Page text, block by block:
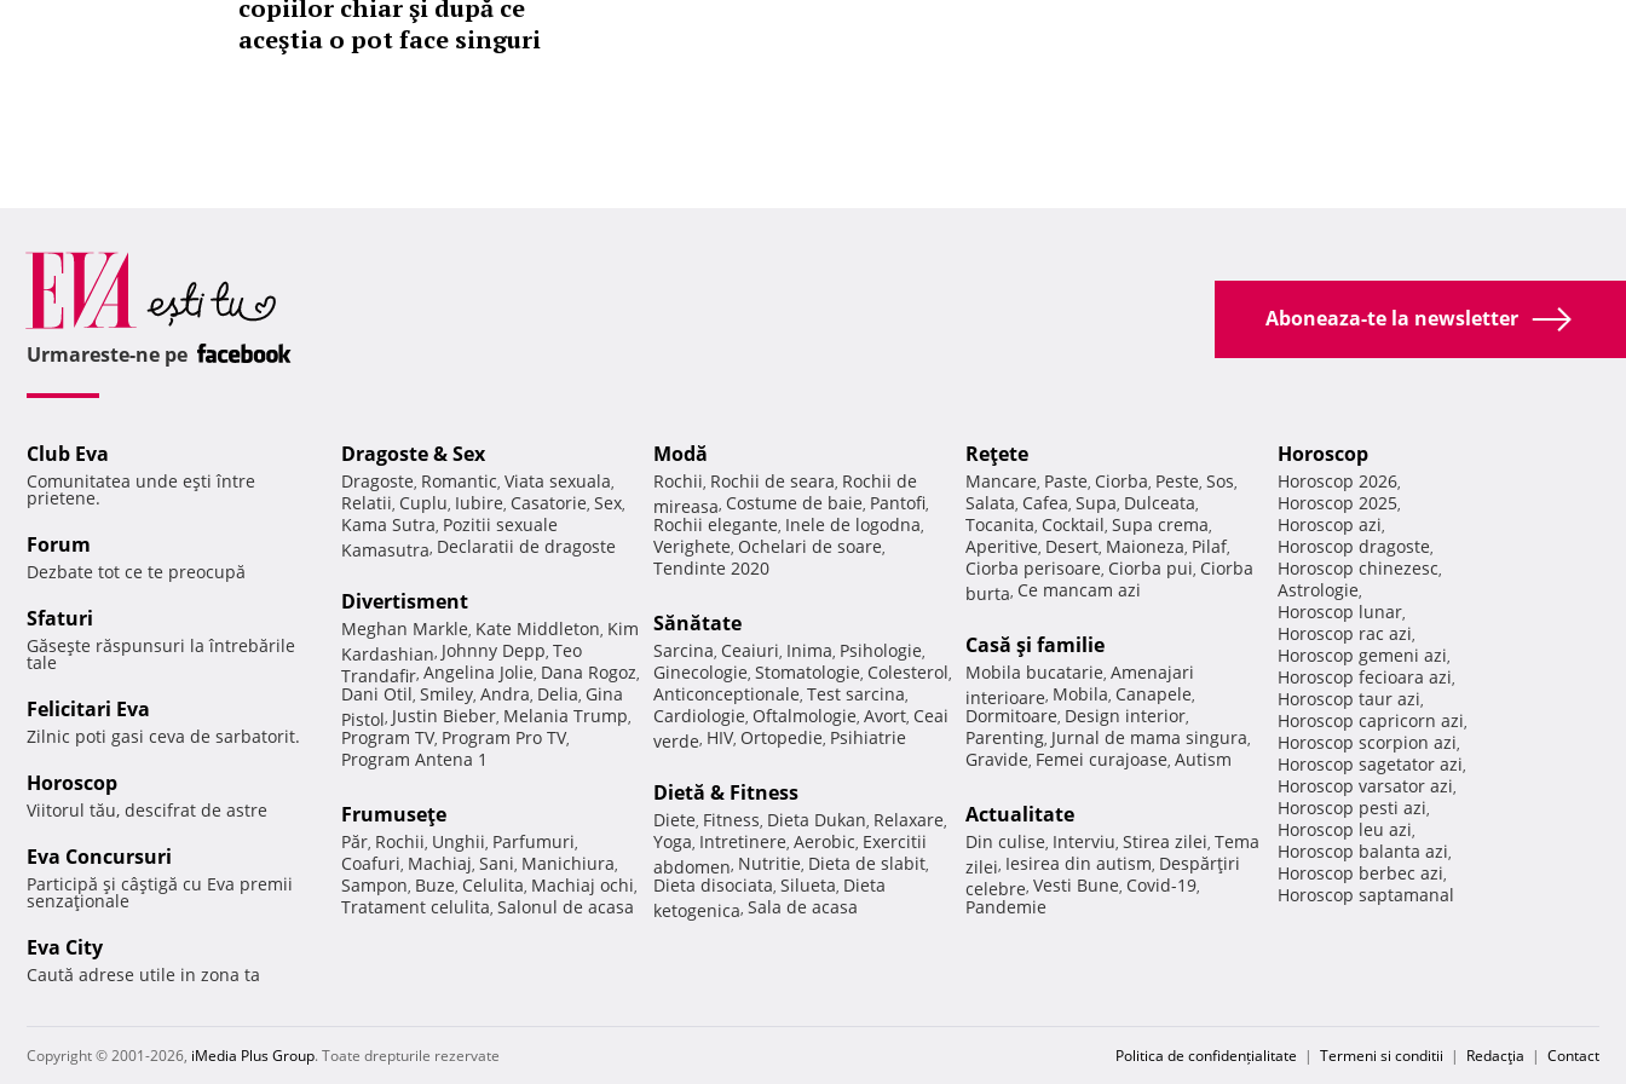
copiilor chiar şi după ce
aceştia o pot face singuri
Aboneaza-te la newsletter
Urmareste-ne pe
Club Eva
Comunitatea unde eşti între
prietene.
Forum
Dezbate tot ce te preocupă
Sfaturi
Găseşte răspunsuri la întrebările
tale
Felicitari Eva
Zilnic poti gasi ceva de sarbatorit.
Horoscop
Viitorul tău, descifrat de astre
Eva Concursuri
Participă şi câştigă cu Eva premii
senzaţionale
Eva City
Caută adrese utile in zona ta
Dragoste & Sex
Dragoste, Romantic, Viata sexuala,
Relatii, Cuplu, Iubire, Casatorie, Sex,
Kama Sutra, Pozitii sexuale
Kamasutra, Declaratii de dragoste
Divertisment
Meghan Markle, Kate Middleton, Kim
Kardashian, Johnny Depp, Teo
Trandafir, Angelina Jolie, Dana Rogoz,
Dani Otil, Smiley, Andra, Delia, Gina
Pistol, Justin Bieber, Melania Trump,
Program TV, Program Pro TV,
Program Antena 1
Frumuseţe
Păr, Rochii, Unghii, Parfumuri,
Coafuri, Machiaj, Sani, Manichiura,
Sampon, Buze, Celulita, Machiaj ochi,
Tratament celulita, Salonul de acasa
Modă
Rochii, Rochii de seara, Rochii de
mireasa, Costume de baie, Pantofi,
Rochii elegante, Inele de logodna,
Verighete, Ochelari de soare,
Tendinte 2020
Sănătate
Sarcina, Ceaiuri, Inima, Psihologie,
Ginecologie, Stomatologie, Colesterol,
Anticonceptionale, Test sarcina,
Cardiologie, Oftalmologie, Avort, Ceai
verde, HIV, Ortopedie, Psihiatrie
Dietă & Fitness
Diete, Fitness, Dieta Dukan, Relaxare,
Yoga, Intretinere, Aerobic, Exercitii
abdomen, Nutritie, Dieta de slabit,
Dieta disociata, Silueta, Dieta
ketogenica, Sala de acasa
Reţete
Mancare, Paste, Ciorba, Peste, Sos,
Salata, Cafea, Supa, Dulceata,
Tocanita, Cocktail, Supa crema,
Aperitive, Desert, Maioneza, Pilaf,
Ciorba perisoare, Ciorba pui, Ciorba
burta, Ce mancam azi
Casă şi familie
Mobila bucatarie, Amenajari
interioare, Mobila, Canapele,
Dormitoare, Design interior,
Parenting, Jurnal de mama singura,
Gravide, Femei curajoase, Autism
Actualitate
Din culise, Interviu, Stirea zilei, Tema
zilei, Iesirea din autism, Despărţiri
celebre, Vesti Bune, Covid-19,
Pandemie
Horoscop
Horoscop 2026,
Horoscop 2025,
Horoscop azi,
Horoscop dragoste,
Horoscop chinezesc,
Astrologie,
Horoscop lunar,
Horoscop rac azi,
Horoscop gemeni azi,
Horoscop fecioara azi,
Horoscop taur azi,
Horoscop capricorn azi,
Horoscop scorpion azi,
Horoscop sagetator azi,
Horoscop varsator azi,
Horoscop pesti azi,
Horoscop leu azi,
Horoscop balanta azi,
Horoscop berbec azi,
Horoscop saptamanal
Copyright © 2001-2026, iMedia Plus Group. Toate drepturile rezervate Politica de confidențialitate | Termeni si conditii | Redacţia | Contact